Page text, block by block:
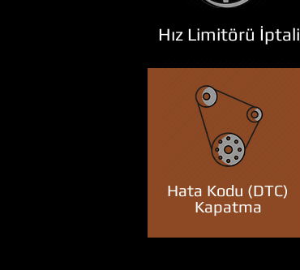
Hız Limitörü İptali
Hata Kodu (DTC)
Kapatma